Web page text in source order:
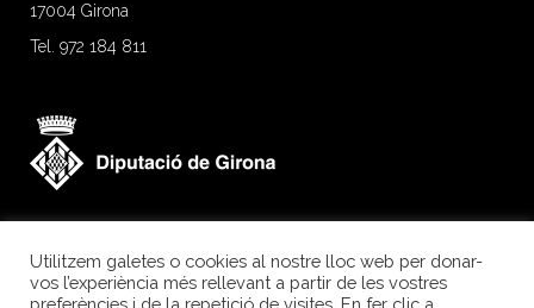
17004 Girona
Tel. 972 184 811
Utilitzem galetes o cookies al nostre lloc web per donar-
vos l’experiència més rellevant a partir de les vostres
preferències i de la repetició de visites. En fer clic a